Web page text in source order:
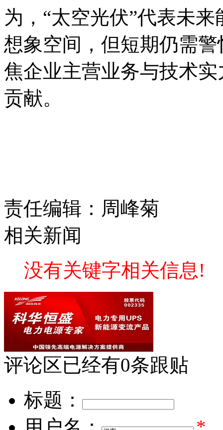
为，“太空光伏”代表未
想象空间，但短期仍需
焦企业主营业务与技术
贡献。
责任编辑：周峰菊
相关新闻
没有关键字相关信息!
评论区已经有0条跟贴
标题：